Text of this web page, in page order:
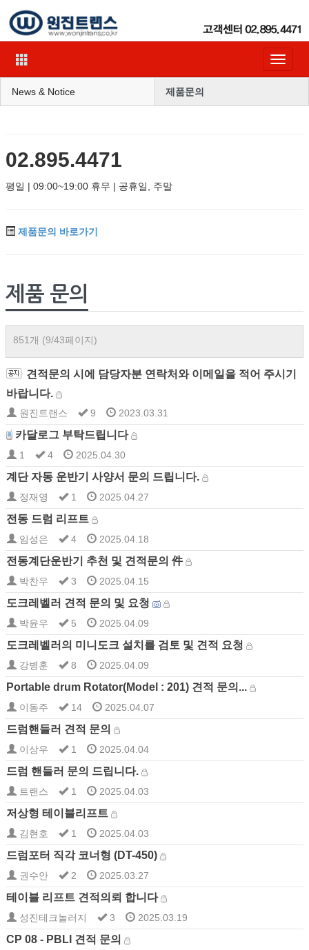
Toggle
News & Notice
제품문의
02.895.4471
평일 | 09:00~19:00 휴무 | 공휴일, 주말
제품문의 바로가기
제품 문의
851개 (9/43페이지)
견적문의 시에 담당자분 연락처와 이메일을 적어 주시기
바랍니다.
원진트랜스 9 2023.03.31
카달로그 부탁드립니다
1 4 2025.04.30
계단 자동 운반기 사양서 문의 드립니다.
정재영 1 2025.04.27
전동 드럼 리프트
임성은 4 2025.04.18
전동계단운반기 추천 및 견적문의 件
박찬우 3 2025.04.15
도크레벨러 견적 문의 및 요청
박윤우 5 2025.04.09
도크레벨러의 미니도크 설치를 검토 및 견적 요청
강병훈 8 2025.04.09
Portable drum Rotator(Model : 201) 견적 문의...
이동주 14 2025.04.07
드럼핸들러 견적 문의
이상우 1 2025.04.04
드럼 핸들러 문의 드립니다.
트랜스 1 2025.04.03
저상형 테이블리프트
김현호 1 2025.04.03
드럼포터 직각 코너형 (DT-450)
권수안 2 2025.03.27
테이블 리프트 견적의뢰 합니다
성진테크놀러지 3 2025.03.19
CP 08 - PBLI 견적 문의